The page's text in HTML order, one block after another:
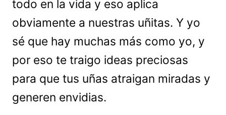
todo en la vida y eso aplica
obviamente a nuestras uñitas. Y yo
sé que hay muchas más como yo, y
por eso te traigo ideas preciosas
para que tus uñas atraigan miradas y
generen envidias.